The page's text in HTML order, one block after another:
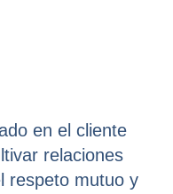
en el cliente
relaciones
respeto mutuo y